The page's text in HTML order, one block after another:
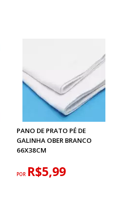
PANO DE PRATO PÉ DE
GALINHA OBER BRANCO
66X38CM
POR R$5,99